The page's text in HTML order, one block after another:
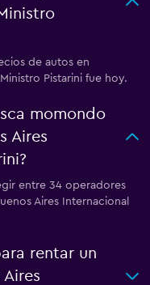
de autos en
Pistarini fue hoy.
momondo
Aires
entre 34 operadores
Aires Internacional
rentar un